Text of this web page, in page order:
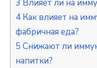
3 Влияет ли на
4 Как влияет на
фабричная еда?
5 Снижают ли
напитки?